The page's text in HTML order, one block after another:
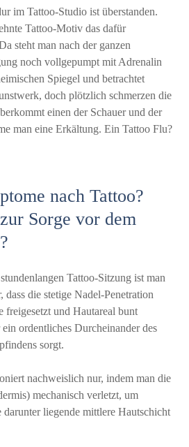
im Tattoo-Studio ist überstanden.
Tattoo-Motiv das dafür
steht man nach der ganzen
noch vollgepumpt mit Adrenalin
Spiegel und betrachtet
doch plötzlich schmerzen die
einen der Schauer und der
man eine Erkältung. Ein Tattoo Flu?
nach Tattoo?
Sorge vor dem
Tattoo-Sitzung ist man
die stetige Nadel-Penetration
freigesetzt und Hautareal bunt
ordentliches Durcheinander des
sorgt.
nachweislich nur, indem man die
mechanisch verletzt, um
liegende mittlere Hautschicht